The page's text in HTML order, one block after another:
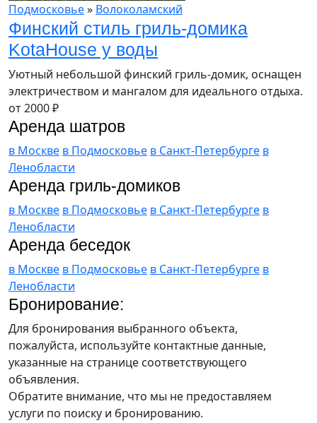
Подмосковье» Волоколамский
Финский стиль гриль-домика
KotaHouse у воды
Уютный небольшой финский гриль-домик, оснащен
электричеством и мангалом для идеального отдыха.
от2000₽
Аренда шатров
в Москве в Подмосковье в Санкт-Петербурге в
Ленобласти
Аренда гриль-домиков
в Москве в Подмосковье в Санкт-Петербурге в
Ленобласти
Аренда беседок
в Москве в Подмосковье в Санкт-Петербурге в
Ленобласти
Бронирование:
Для бронирования выбранного объекта,
пожалуйста, используйте контактные данные,
указанные на странице соответствующего
объявления.
Обратите внимание, что мы не предоставляем
услуги по поиску и бронированию.